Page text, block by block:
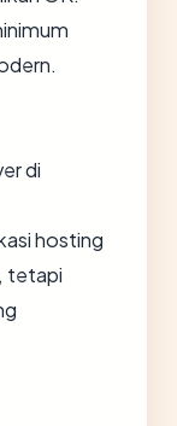
di
hosting
tetapi